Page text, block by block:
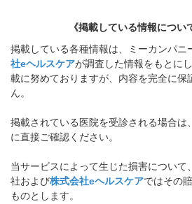
《掲載している情報につい
掲載している各種情報は、ミーカンパニ
社eヘルスケアが調査した情報をもとに
載に努めておりますが、内容を完全に保
ん。
掲載されている医院を受診される場合は
に直接ご確認ください。
当サービスによって生じた損害について
社および株式会社eヘルスケアではその
ものとします。